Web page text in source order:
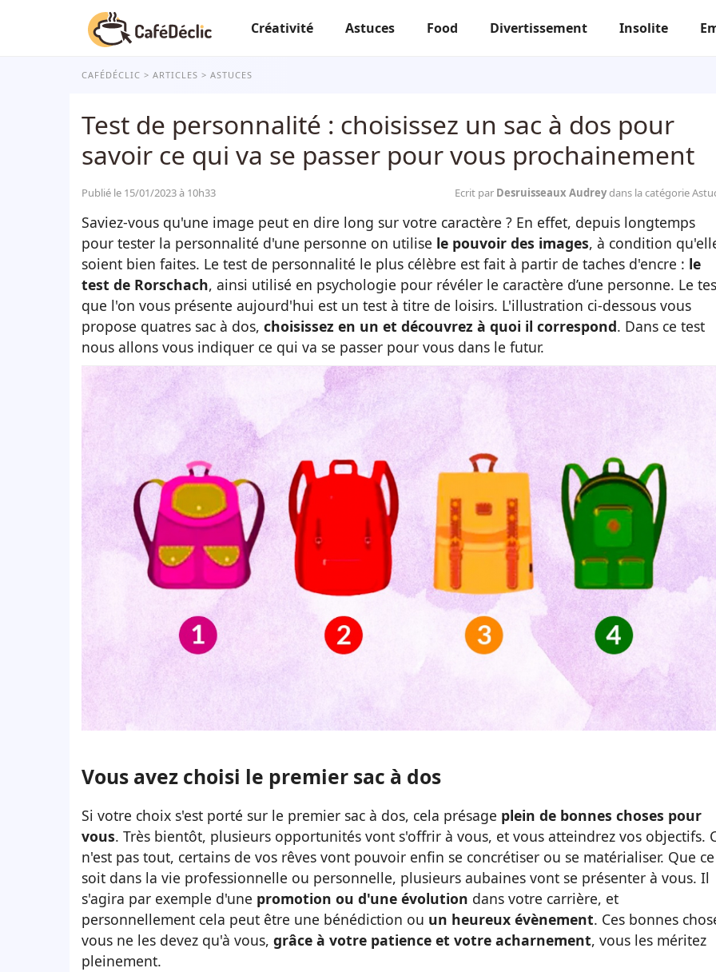
Créativité Astuces Food Divertissement Insolite
CAFÉDÉCLIC ARTICLES ASTUCES
Test de personnalité : choisissez un sac à dos pour
savoir ce qui va se passer pour vous prochainement
Publié le 15/01/2023 à 10h33 Ecrit par Desruisseaux Audreydans la catégorie
Saviez-vous qu'une image peut en dire long sur votre caractère ? En effet, depuis longtemps
pour tester la personnalité d'une personne on utilise le pouvoir des images, à condition
soient bien faites. Le test de personnalité le plus célèbre est fait à partir de taches d'encre : le
test de Rorschach, ainsi utilisé en psychologie pour révéler le caractère d’une personne. Le
que l'on vous présente aujourd'hui est un test à titre de loisirs. L'illustration ci-dessous vous
propose quatres sac à dos, choisissez en un et découvrez à quoi il correspond. Dans ce test
nous allons vous indiquer ce qui va se passer pour vous dans le futur.
Vous avez choisi le premier sac à dos
Si votre choix s'est porté sur le premier sac à dos, cela présage plein de bonnes choses pour
vous. Très bientôt, plusieurs opportunités vont s'offrir à vous, et vous atteindrez vos objectifs.
n'est pas tout, certains de vos rêves vont pouvoir enfin se concrétiser ou se matérialiser. Que ce
soit dans la vie professionnelle ou personnelle, plusieurs aubaines vont se présenter à vous. Il
s'agira par exemple d'une promotion ou d'une évolution dans votre carrière, et
personnellement cela peut être une bénédiction ou un heureux évènement. Ces bonnes
vous ne les devez qu'à vous, grâce à votre patience et votre acharnement, vous les méritez
pleinement.